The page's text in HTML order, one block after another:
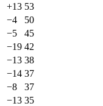
+13 53
−4
50
−5
45
−19 42
−13 38
−14 37
−8
37
−13 35